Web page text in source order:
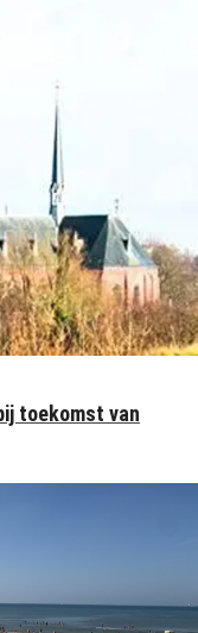
toekomst van